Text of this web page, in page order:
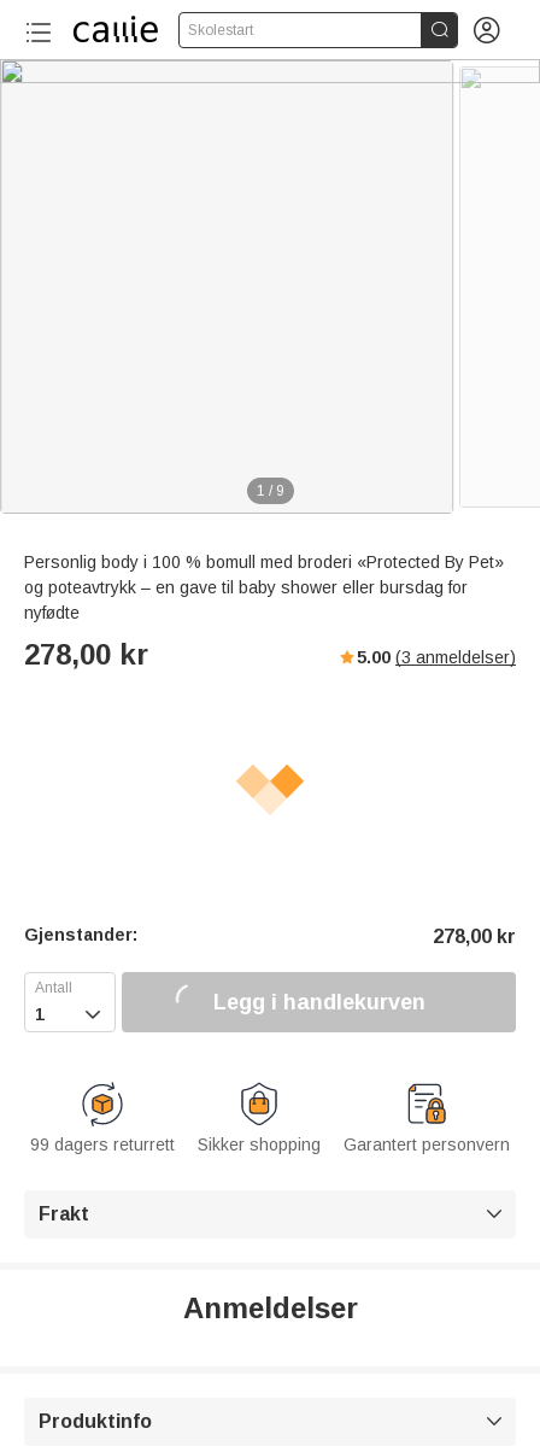
Skolestart  
1 / 9
Personlig body i 100 % bomull med broderi «Protected By Pet»
og poteavtrykk – en gave til baby shower eller bursdag for
nyfødte
278,00 kr 5.00 (3 anmeldelser)
Gjenstander: 278,00 kr
 Legg i handlekurven
99 dagers returrett Sikker shopping Garantert personvern
Frakt 
Anmeldelser
Produktinfo 